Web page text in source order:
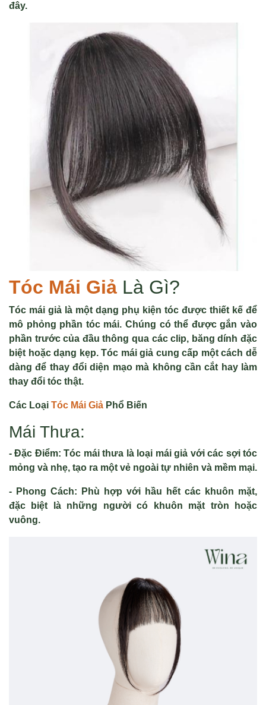
đây.
Tóc Mái Giả Là Gì?
Tóc mái giả là một dạng phụ kiện tóc được thiết kế để
mô phỏng phần tóc mái. Chúng có thể được gắn vào
phần trước của đầu thông qua các clip, băng dính đặc
biệt hoặc dạng kẹp. Tóc mái giả cung cấp một cách dễ
dàng để thay đổi diện mạo mà không cần cắt hay làm
thay đổi tóc thật.
Các Loại Tóc Mái Giả Phổ Biến
Mái Thưa:
- Đặc Điểm: Tóc mái thưa là loại mái giả với các sợi tóc
mỏng và nhẹ, tạo ra một vẻ ngoài tự nhiên và mềm mại.
- Phong Cách: Phù hợp với hầu hết các khuôn mặt,
đặc biệt là những người có khuôn mặt tròn hoặc
vuông.